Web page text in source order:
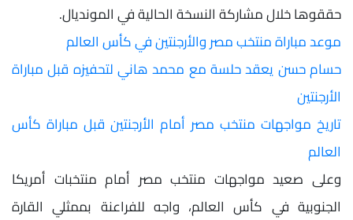
حققوها خلال مشاركة النسخة الحالية في المونديال.
موعد مباراة منتخب مصر والأرجنتين في كأس العالم
حسام حسن يعقد حلسة مع محمد هاني لتحفيزه قبل مباراة
الأرجنتين
تاريخ مواجهات منتخب مصر أمام الأرجنتين قبل مباراة كأس
العالم
وعلى صعيد مواجهات منتخب مصر أمام منتخبات أمريكا
الجنوبية في كأس العالم، واجه للفراعنة بممثلي القارة